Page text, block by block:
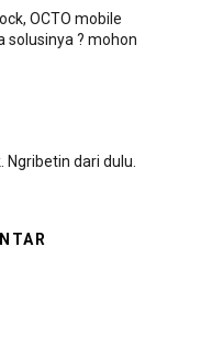
OCTO mobile
solusinya ? mohon
Ngribetin dari dulu.